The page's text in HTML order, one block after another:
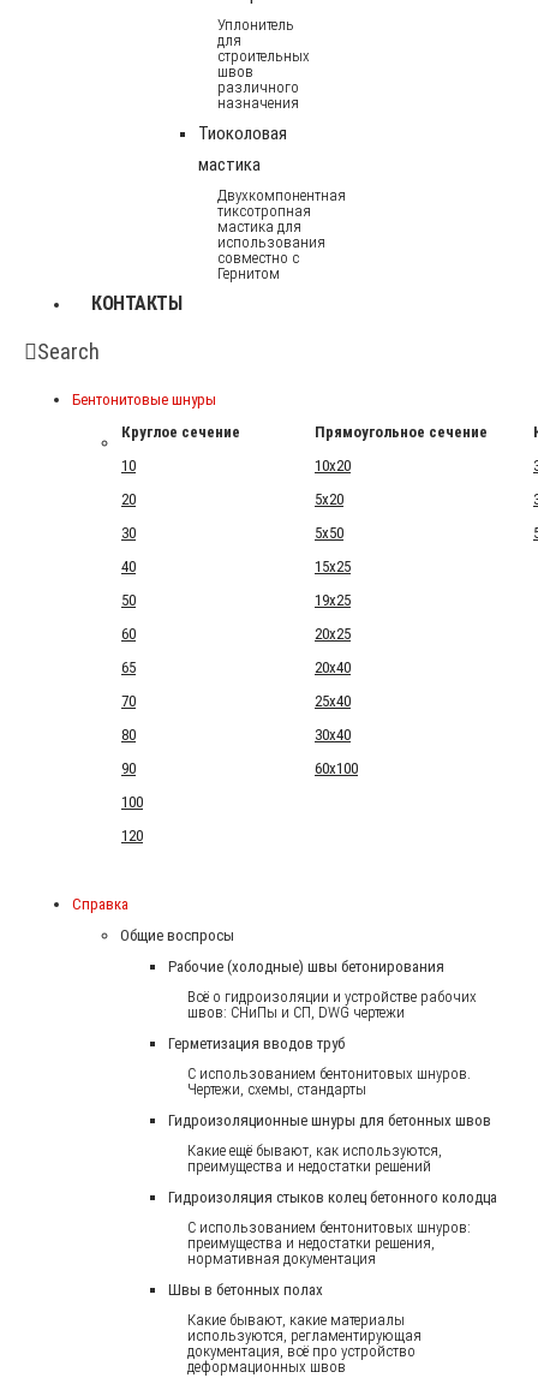
Уплонитель
для
строительных
швов
различного
назначения
Тиоколовая
мастика
Двухкомпонентная
тиксотропная
мастика для
использования
совместно с
Гернитом
КОНТАКТЫ
Search
Бентонитовые шнуры
Круглое сечение
Прямоугольное сечение
10
10x20
20
5x20
30
5x50
40
15x25
50
19x25
60
20x25
65
20x40
70
25x40
80
30x40
90
60x100
100
120
Справка
Общие воспросы
Рабочие (холодные) швы бетонирования
Всё о гидроизоляции и устройстве рабочих
швов: СНиПы и СП, DWG чертежи
Герметизация вводов труб
С использованием бентонитовых шнуров.
Чертежи, схемы, стандарты
Гидроизоляционные шнуры для бетонных швов
Какие ещё бывают, как используются,
преимущества и недостатки решений
Гидроизоляция стыков колец бетонного колодца
С использованием бентонитовых шнуров:
преимущества и недостатки решения,
нормативная документация
Швы в бетонных полах
Какие бывают, какие материалы
используются, регламентирующая
документация, всё про устройство
деформационных швов